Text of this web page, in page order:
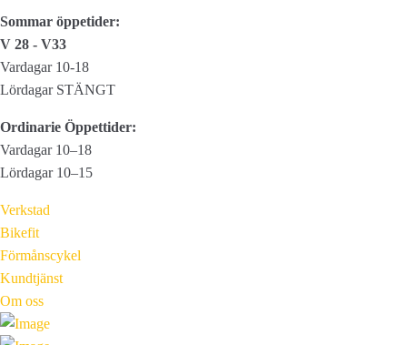
Sommar öppetider:
V 28 - V33
Vardagar 10-18
Lördagar STÄNGT
Ordinarie Öppettider:
Vardagar 10–18
Lördagar 10–15
Verkstad
Bikefit
Förmånscykel
Kundtjänst
Om oss